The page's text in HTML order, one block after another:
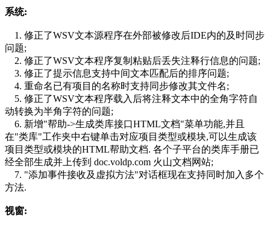
系统:
1. 修正了WSV文本源程序在外部被修改后IDE内的及时同步
问题;
2. 修正了WSV文本程序复制粘贴后丢失注释行信息的问题;
3. 修正了提示信息支持中间文本匹配后的排序问题;
4. 重命名已有项目的名称时支持同步修改其文件名;
5. 修正了WSV文本程序载入后将注释文本中的全角字符自
动转换为半角字符的问题;
6. 新增"帮助->生成类库接口HTML文档"菜单功能,并且
在"类库"工作夹中右键单击对应项目类型或模块,可以生成该
项目类型或模块的HTML帮助文档. 各个子平台的类库手册已
经全部生成并上传到 doc.voldp.com 火山文档网站;
7. "添加事件接收及虚拟方法"对话框现在支持同时加入多个
方法.
视窗: